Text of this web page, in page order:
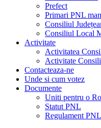
Prefect
Primari PNL
Consiliul
Consiliul Local
Activitate
Activitatea
Activitate
Contacteaza-ne
Unde si cum votez
Documente
Uniti pentru o
Statut PNL
Regulament PNL